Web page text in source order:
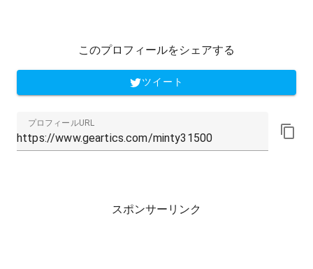
このプロフィールをシェアする
ツイート
プロフィールURL
スポンサーリンク